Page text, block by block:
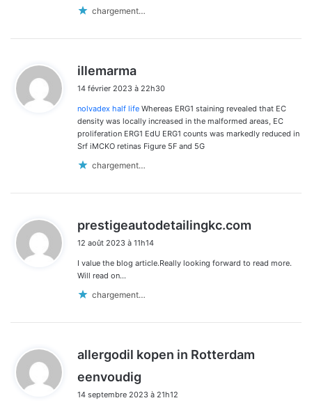
chargement…
illemarma
t
:
14 février 2023 à 22h30
nolvadex half life Whereas ERG1 staining revealed that EC
density was locally increased in the malformed areas, EC
proliferation ERG1 EdU ERG1 counts was markedly reduced in
Srf iMCKO retinas Figure 5F and 5G
chargement…
prestigeautodetailingkc.com
12 août 2023 à 11h14
I value the blog article.Really looking forward to read more.
Will read on…
chargement…
allergodil kopen in Rotterdam
eenvoudig
t
14 septembre 2023 à 21h12